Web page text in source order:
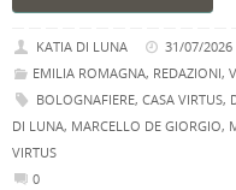
KATIA DI LUNA
31/07/2026
EMILIA ROMAGNA, REDAZIONI,
BOLOGNAFIERE, CASA VIRTUS,
DI LUNA, MARCELLO DE GIORGIO,
VIRTUS
0